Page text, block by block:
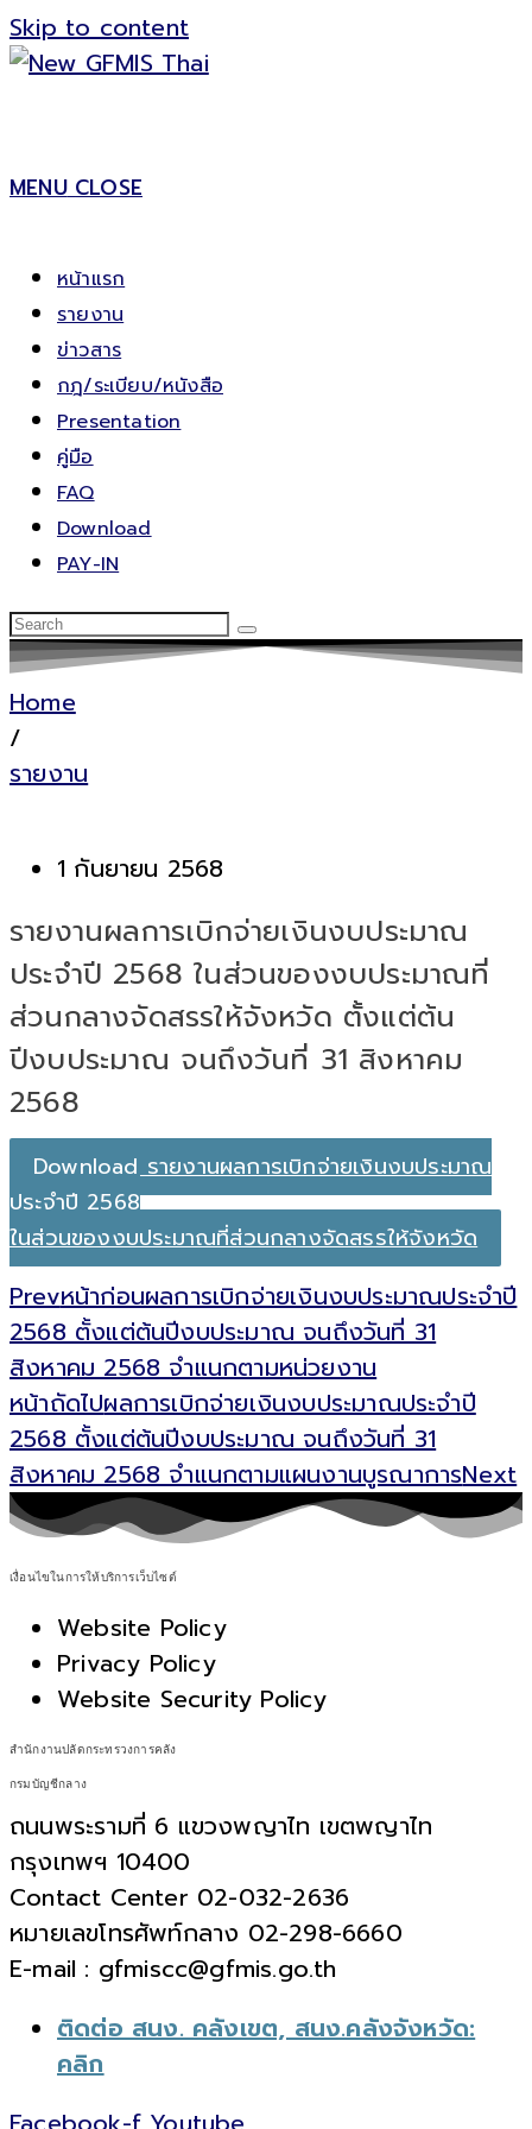
Skip to content
MENU CLOSE
หน้าแรก
รายงาน
ข่าวสาร
กฎ/ระเบียบ/หนังสือ
Presentation
คู่มือ
FAQ
Download
PAY-IN
Home
/
รายงาน
1 กันยายน 2568
รายงานผลการเบิกจ่ายเงินงบประมาณ
ประจำปี 2568 ในส่วนของงบประมาณที่
ส่วนกลางจัดสรรให้จังหวัด ตั้งแต่ต้น
ปีงบประมาณ จนถึงวันที่ 31 สิงหาคม
2568
Download รายงานผลการเบิกจ่ายเงินงบประมาณ
ประจำปี 2568
ในส่วนของงบประมาณที่ส่วนกลางจัดสรรให้จังหวัด
Prevหน้าก่อนผลการเบิกจ่ายเงินงบประมาณประจำปี
2568 ตั้งแต่ต้นปีงบประมาณ จนถึงวันที่ 31
สิงหาคม 2568 จำแนกตามหน่วยงาน
หน้าถัดไปผลการเบิกจ่ายเงินงบประมาณประจำปี
2568 ตั้งแต่ต้นปีงบประมาณ จนถึงวันที่ 31
สิงหาคม 2568 จำแนกตามแผนงานบูรณาการNext
เงื่อนไขในการให้บริการเว็บไซต์
Website Policy
Privacy Policy
Website Security Policy
สำนักงานปลัดกระทรวงการคลัง
กรมบัญชีกลาง
ถนนพระรามที่ 6 แขวงพญาไท เขตพญาไท
กรุงเทพฯ 10400
Contact Center 02-032-2636
หมายเลขโทรศัพท์กลาง 02-298-6660
E-mail : gfmiscc@gfmis.go.th
ติดต่อ สนง. คลังเขต, สนง.คลังจังหวัด:
คลิก